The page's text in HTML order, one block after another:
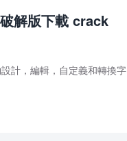
解版下載 crack
計，編輯，自定義和轉換字